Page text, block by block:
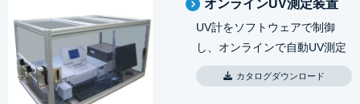
オンラインUV測定装置
UV計をソフトウェアで制御
し、オンラインで自動UV測定
カタログダウンロード